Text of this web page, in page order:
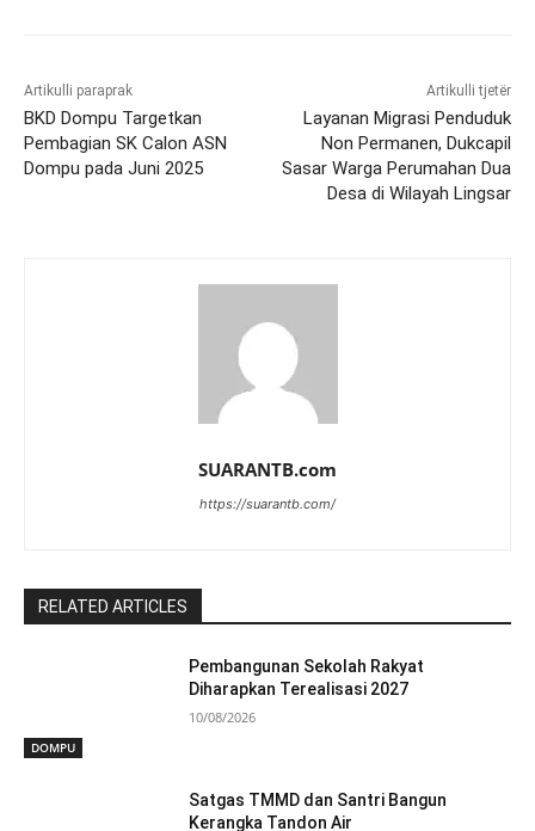
Artikulli paraprak
BKD Dompu Targetkan
Pembagian SK Calon ASN
Dompu pada Juni 2025
Artikulli tjetër
Layanan Migrasi Penduduk
Non Permanen, Dukcapil
Sasar Warga Perumahan Dua
Desa di Wilayah Lingsar
SUARANTB.com
https://suarantb.com/
RELATED ARTICLES
DOMPU
Pembangunan Sekolah Rakyat
Diharapkan Terealisasi 2027
10/08/2026
Satgas TMMD dan Santri Bangun
Kerangka Tandon Air